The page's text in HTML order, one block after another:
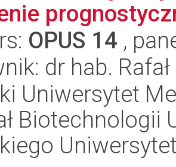
OPUS 14 ,
dr hab.
Uniwersytet
Biotechnologii